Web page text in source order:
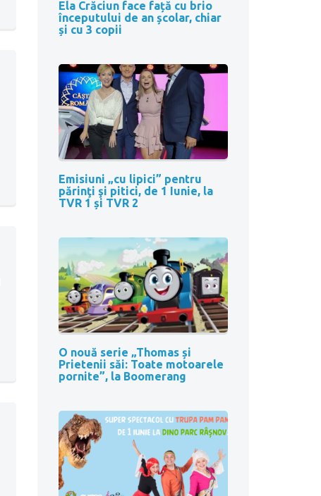
Ela Crăciun face față cu brio
începutului de an școlar, chiar
și cu 3 copii
Emisiuni „cu lipici” pentru
părinţi şi pitici, de 1 Iunie, la
TVR 1 și TVR 2
O nouă serie „Thomas și
Prietenii săi: Toate motoarele
pornite”, la Boomerang